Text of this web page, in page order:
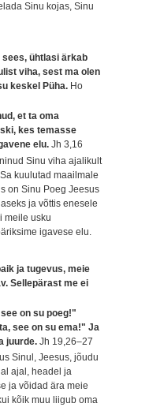
Sinu kojas, Sinu
sees, ühtlasi ärkab
viha, sest ma olen
keskel Püha. Ho
et ta oma
kes temasse
elu.Jh 3,16
Sinu viha ajalikult
kuulutad maailmale
on Sinu Poeg Jeesus
ja võttis enesele
meile usku
igavese elu.
ja tugevus, meie
Sellepärast me ei
on su poeg!"
see on su ema!" Ja
juurde.Jh 19,26–27
Sinul, Jeesus, jõudu
ajal, headel ja
ja võidad ära meie
kõik muu liigub oma